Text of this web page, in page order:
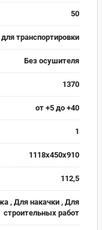
50
транспортировки
Без осушителя
1370
от +5 до +40
1
1118x450x910
112,5
, Для накачки , Для
строительных работ